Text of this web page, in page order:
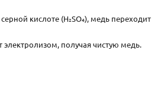
кислоте (H₂SO₄), медь переходит
электролизом, получая чистую медь.